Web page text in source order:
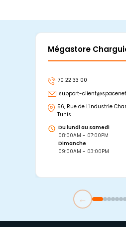
Mégastore
70 22 33 00
support-
56, Rue de L'industrie
Tunis
Du lundi au samedi
08:00AM - 07:00PM
Dimanche
09:00AM - 03:00PM
←